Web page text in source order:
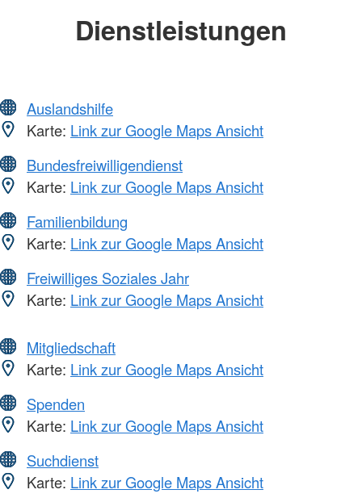
Dienstleistungen
Auslandshilfe
Karte: Link zur Google Maps Ansicht
Bundesfreiwilligendienst
Karte: Link zur Google Maps Ansicht
Familienbildung
Karte: Link zur Google Maps Ansicht
Freiwilliges Soziales Jahr
Karte: Link zur Google Maps Ansicht
Mitgliedschaft
Karte: Link zur Google Maps Ansicht
Spenden
Karte: Link zur Google Maps Ansicht
Suchdienst
Karte: Link zur Google Maps Ansicht